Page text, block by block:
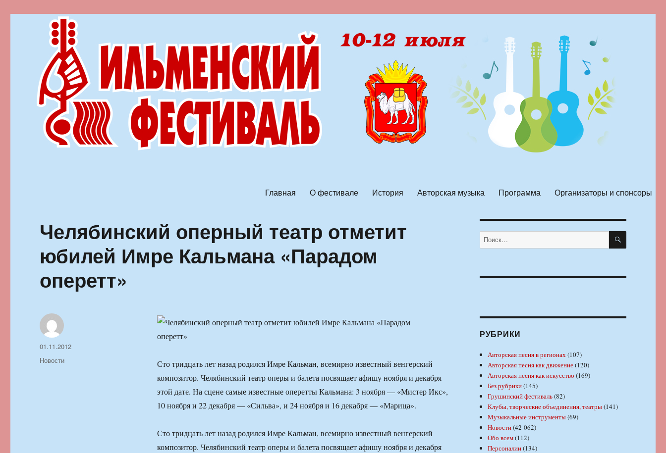
Главная О фестивале История Авторская музыка Программа Организаторы и спонсоры
Челябинский оперный театр отметит
юбилей Имре Кальмана «Парадом
оперетт»
Сто тридцать лет назад родился Имре Кальман, всемирно известный венгерский
композитор. Челябинский театр оперы и балета посвящает афишу ноября и декабря
этой дате. На сцене самые известные оперетты Кальмана: 3 ноября — «Мистер Икс»,
10 ноября и 22 декабря — «Сильва», и 24 ноября и 16 декабря — «Марица».
Сто тридцать лет назад родился Имре Кальман, всемирно известный венгерский
композитор. Челябинский театр оперы и балета посвящает афишу ноября и декабря
Автор
Опубликовано
01.11.2012
Рубрики
Новости
Искать: ПОИСК
РУБРИКИ
Авторская песня в регионах(107)
Авторская песня как движение(120)
Авторская песня как искусство (169)
Без рубрики(145)
Грушинский фестиваль(82)
Клубы, творческие объединения, театры(141)
Музыкальные инструменты(69)
Новости(42 062)
Обо всем(112)
Персоналии(134)